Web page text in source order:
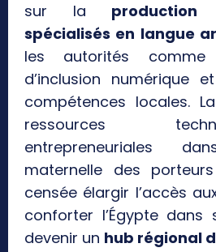
sur la
spécialisés en langue
les autorités
d’inclusion numérique
compétences locales.
ressources
entrepreneuriales
maternelle des
censée élargir l’accès
conforter l’Égypte
devenir un hub régional